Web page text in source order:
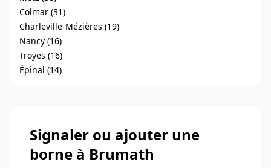
Colmar (31)
Charleville-Mézières (19)
Nancy (16)
Troyes (16)
Épinal (14)
Signaler ou ajouter une
borne à Brumath